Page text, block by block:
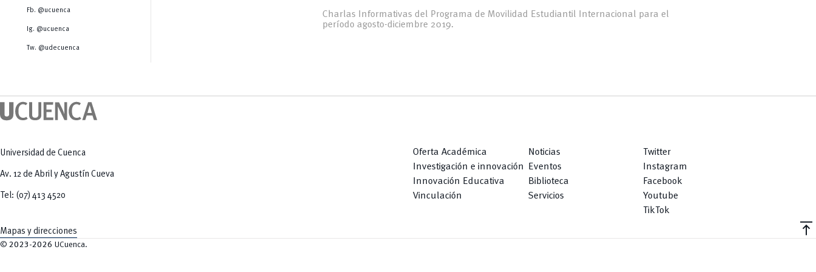
Tecnologías
Radio Universitaria
Sostenibilidad
Fb. @ucuenca
Ig. @ucuenca
Tw. @udecuenca
Charlas Informativas del Programa de Movilidad Estudiantil Internacional para el
período agosto-diciembre 2019.
Universidad de Cuenca
Av. 12 de Abril y Agustín Cueva
Tel: (07) 413 4520
Mapas y direcciones
Oferta Académica
Investigación e innovación
Innovación Educativa
Vinculación
Noticias
Eventos
Biblioteca
Servicios
Twitter
Instagram
Facebook
Youtube
TikTok
vertical_align_top
© 2023-2026 UCuenca.